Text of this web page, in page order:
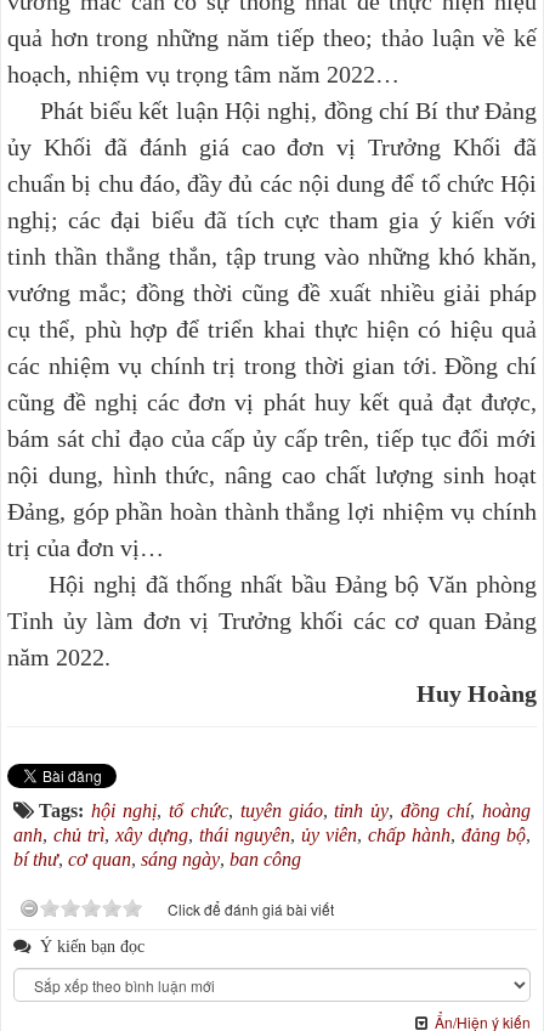
quả hơn trong những năm tiếp theo; thảo luận về kế
hoạch, nhiệm vụ trọng tâm năm 2022…
Phát biểu kết luận Hội nghị, đồng chí Bí thư Đảng
ủy Khối đã đánh giá cao đơn vị Trưởng Khối đã
chuẩn bị chu đáo, đầy đủ các nội dung để tổ chức Hội
nghị; các đại biểu đã tích cực tham gia ý kiến với
tinh thần thẳng thắn, tập trung vào những khó khăn,
vướng mắc; đồng thời cũng đề xuất nhiều giải pháp
cụ thể, phù hợp để triển khai thực hiện có hiệu quả
các nhiệm vụ chính trị trong thời gian tới. Đồng chí
cũng đề nghị các đơn vị phát huy kết quả đạt được,
bám sát chỉ đạo của cấp ủy cấp trên, tiếp tục đổi mới
nội dung, hình thức, nâng cao chất lượng sinh hoạt
Đảng, góp phần hoàn thành thắng lợi nhiệm vụ chính
trị của đơn vị…
Hội nghị đã thống nhất bầu Đảng bộ Văn phòng
Tỉnh ủy làm đơn vị Trưởng khối các cơ quan Đảng
năm 2022.
Huy Hoàng
Tags: hội nghị, tổ chức, tuyên giáo,tỉnh ủy,đồng chí,hoàng
anh, chủ trì, xây dựng, thái nguyên, ủy viên, chấp hành, đảng bộ,
bí thư, cơ quan, sáng ngày, ban công
Click để đánh giá bài viết
Ý kiến bạn đọc
Ẩn/Hiện ý kiến